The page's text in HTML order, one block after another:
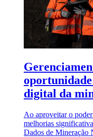
digital da
Ao aproveitar o
melhorias
Dados de Mineração